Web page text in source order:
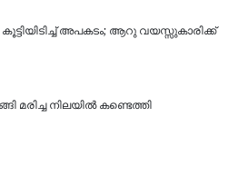
അപകടം; ആറു വയസ്സുകാരിക്ക്
മരിച്ച നിലയില്‍ കണ്ടെത്തി